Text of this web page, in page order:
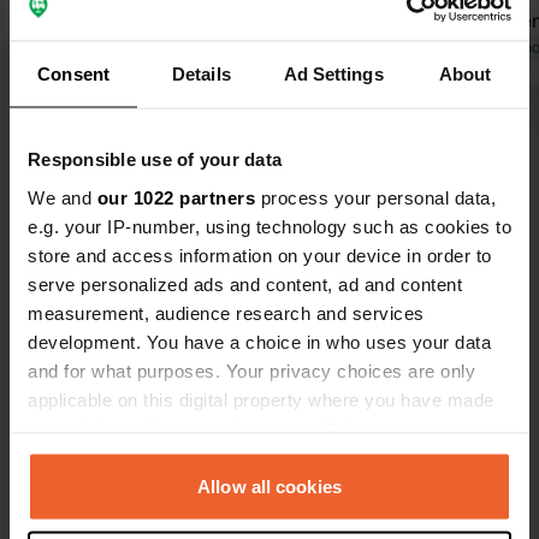
Consent Details Ad Settings About
Responsible use of your data
We and our 1022 partners process your personal data,
e.g. your IP-number, using technology such as cookies to
store and access information on your device in order to
serve personalized ads and content, ad and content
measurement, audience research and services
development. You have a choice in who uses your data
and for what purposes. Your privacy choices are only
applicable on this digital property where you have made
any time from the Cookie Declaration or by clicking on
the Privacy trigger icon.Allow all cookies
Traduit par
Es-tu déjà venu ici ?
Contact